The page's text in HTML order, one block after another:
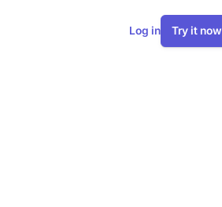
Log in Try it now